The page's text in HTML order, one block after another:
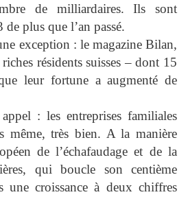
de milliardaires. Ils sont
plus que l’an passé.
exception : le magazine Bilan,
résidents suisses – dont 15
leur fortune a augmenté de
: les entreprises familiales
même, très bien. A la manière
de l’échafaudage et de la
qui boucle son centième
une croissance à deux chiffres